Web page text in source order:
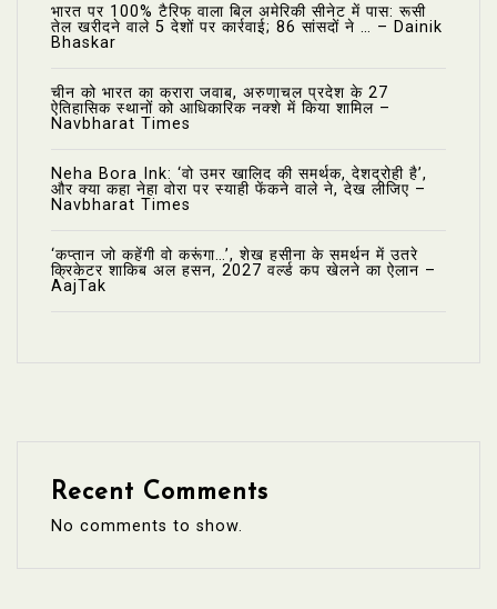
भारत पर 100% टैरिफ वाला बिल अमेरिकी सीनेट में पास: रूसी
तेल खरीदने वाले 5 देशों पर कार्रवाई; 86 सांसदों ने … – Dainik
Bhaskar
चीन को भारत का करारा जवाब, अरुणाचल प्रदेश के 27
ऐतिहासिक स्थानों को आधिकारिक नक्शे में किया शामिल –
Navbharat Times
Neha Bora Ink: ‘वो उमर खालिद की समर्थक, देशद्रोही है’,
और क्या कहा नेहा वोरा पर स्याही फेंकने वाले ने, देख लीजिए –
Navbharat Times
‘कप्तान जो कहेंगी वो करूंगा…’, शेख हसीना के समर्थन में उतरे
क्रिकेटर शाकिब अल हसन, 2027 वर्ल्ड कप खेलने का ऐलान –
AajTak
Recent Comments
No comments to show.